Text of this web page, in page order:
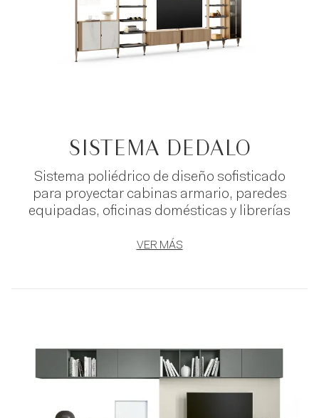
espaciosos para optimizar el espacio y módulos
de librería que se integran armoniosamente con
el entorno. Cada componente se puede
combinar para crear un proyecto de mobiliario
SISTEMA DEDALO
Sistema poliédrico de diseño sofisticado
para proyectar cabinas armario, paredes
equipadas, oficinas domésticas y librerías
VER MÁS